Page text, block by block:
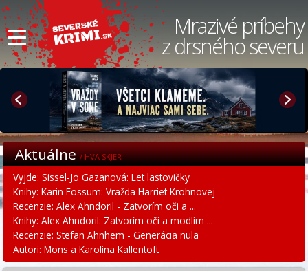
≡ Mrazivé príbehy
z drsného severu
Aktuálne/ HVA SKJER
Vyjde: Sissel-Jo Gazanová: Let lastovičky
Knihy: Karin Fossum: Vražda Harriet Krohnovej
Recenzie: Alex Ahndoril - Zatvorím oči a ...
Knihy: Alex Ahndoril: Zatvorím oči a modlím ...
Recenzie: Stefan Ahnhem - Generácia nula
Autori: Mons a Karolina Kallentoft